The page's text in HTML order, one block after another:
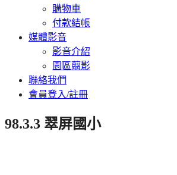
購物車
付款結帳
媒體影音
影音介紹
園區翦影
聯絡我們
會員登入/註冊
98.3.3 翠屏國小